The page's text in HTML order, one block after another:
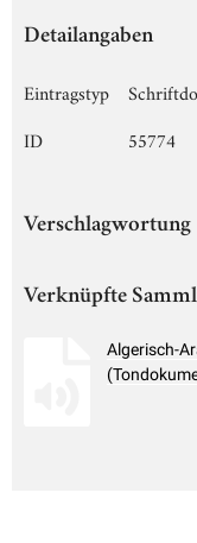
Detailangaben
Eintragstyp
ID
55774
Verschlagwortung
Verknüpfte
Algerisch-